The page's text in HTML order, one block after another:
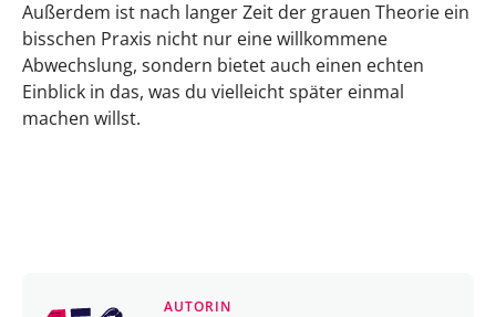
Außerdem ist nach langer Zeit der grauen Theorie ein
bisschen Praxis nicht nur eine willkommene
Abwechslung, sondern bietet auch einen echten
Einblick in das, was du vielleicht später einmal
machen willst.
AUTORIN